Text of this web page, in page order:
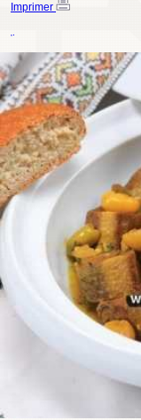
Imprimer